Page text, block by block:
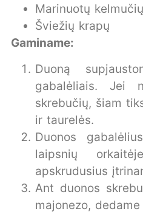
Marinuotų kelmučių
Šviežių krapų
Gaminame:
Duoną
gabalėliais. Jei
skrebučių, šiam
ir taurelės.
Duonos
laipsnių
apskrudusius
Ant duonos
majonezo,